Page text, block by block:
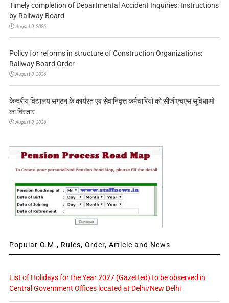
Timely completion of Departmental Accident Inquiries: Instructions
by Railway Board
August 9, 2026
Policy for reforms in structure of Construction Organizations:
Railway Board Order
August 8, 2026
केन्द्रीय विद्यालय संगठन के कार्यरत एवं सेवानिवृत्त कर्मचारियों को सीजीएचएस सुविधाओं
का विस्तार
August 8, 2026
Popular O.M., Rules, Order, Article and News
List of Holidays for the Year 2027 (Gazetted) to be observed in
Central Government Offices located at Delhi/New Delhi